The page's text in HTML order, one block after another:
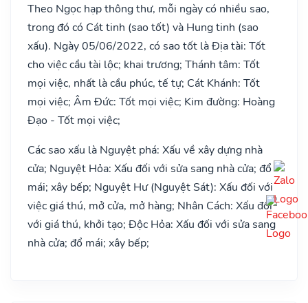
Theo Ngọc hạp thông thư, mỗi ngày có nhiều sao,
trong đó có Cát tinh (sao tốt) và Hung tinh (sao
xấu). Ngày 05/06/2022, có sao tốt là Địa tài: Tốt
cho việc cầu tài lộc; khai trương; Thánh tâm: Tốt
mọi việc, nhất là cầu phúc, tế tự; Cát Khánh: Tốt
mọi việc; Âm Đức: Tốt mọi việc; Kim đường: Hoàng
Đạo - Tốt mọi việc;
Các sao xấu là Nguyệt phá: Xấu về xây dựng nhà
cửa; Nguyệt Hỏa: Xấu đối với sửa sang nhà cửa; đổ
mái; xây bếp; Nguyệt Hư (Nguyệt Sát): Xấu đối với
việc giá thú, mở cửa, mở hàng; Nhân Cách: Xấu đối
với giá thú, khởi tạo; Độc Hỏa: Xấu đối với sửa sang
nhà cửa; đổ mái; xây bếp;